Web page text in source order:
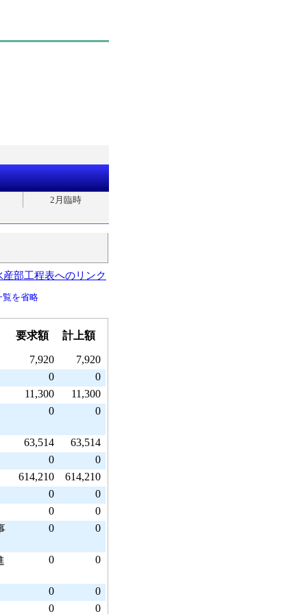
2月臨時
部工程表へのリンク
覧を省略
要求額 計上額
7,920
7,920
0
0
11,300
11,300
0
0
63,514
63,514
0
0
614,210
614,210
0
0
0
0
0 0
0 0
0
0
0
0